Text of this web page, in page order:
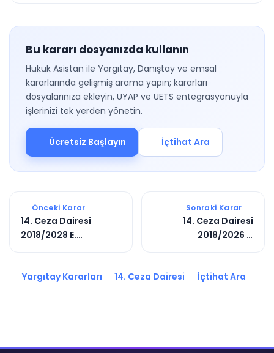
Bu kararı dosyanızda kullanın
Hukuk Asistan ile Yargıtay, Danıştay ve emsal
kararlarında gelişmiş arama yapın; kararları
dosyalarınıza ekleyin, UYAP ve UETS entegrasyonuyla
işlerinizi tek yerden yönetin.
Ücretsiz Başlayın İçtihat Ara
Önceki Karar
14. Ceza Dairesi
2018/2028 E.
Sonraki Karar
14. Ceza Dairesi
2018/2026 E.
Yargıtay Kararları 14. Ceza Dairesi İçtihat Ara